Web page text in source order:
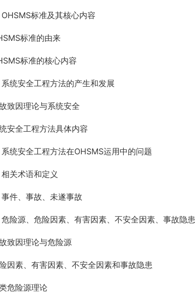
标准及其核心内容
标准的由来
标准的核心内容
统安全工程方法的产生和发展
致因理论与系统安全
安全工程方法具体内容
统安全工程方法在OHSMS运用中的问题
关术语和定义
件、事故、未遂事故
险源、危险因素、有害因素、不安全因素、事故隐患
致因理论与危险源
因素、有害因素、不安全因素和事故隐患
危险源理论